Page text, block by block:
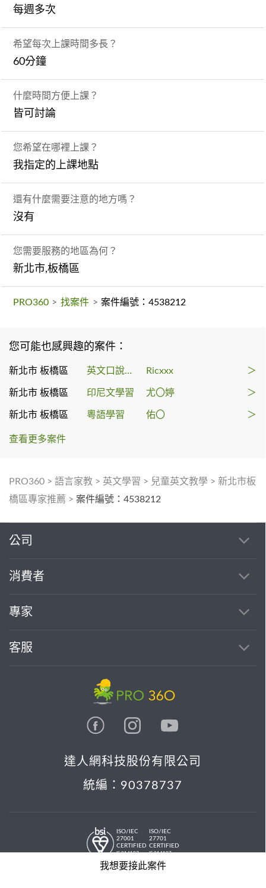
每週多次
希望每次上課時間多長？
60分鐘
什麼時間方便上課？
皆可討論
您希望在哪裡上課？
我指定的上課地點
還有什麼需要注意的地方嗎？
沒有
您需要服務的地區為何？
新北市,板橋區
PRO360 > 找案件 > 案件編號：4538212
您可能也感興趣的案件：
新北市 板橋區 英文口說課程 Ricxxx ＞
新北市 板橋區 印尼文學習 尤〇婷 ＞
新北市 板橋區 粵語學習 佑〇 ＞
查看更多案件
PRO360 > 語言家教 > 英文學習 > 兒童英文教學 > 新北市板
橋區專家推薦 > 案件編號：4538212
我想要接此案件
公司
消費者
專家
客服
達人網科技股份有限公司
統編：90378737
ISO/IEC
27001
CERTIFIED
IS 814197
ISO/IEC
27701
CERTIFIED
IS 814197
© 2026 PRO36O. All rights reserved.